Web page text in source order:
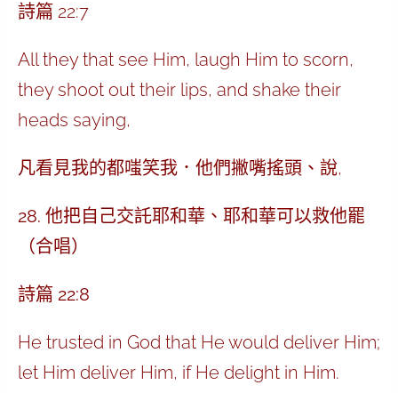
詩篇 22:7
All they that see Him, laugh Him to scorn,
they shoot out their lips, and shake their
heads saying,
凡看見我的都嗤笑我．他們撇嘴搖頭、說,
28. 他把自己交託耶和華、耶和華可以救他罷
（合唱）
詩篇 22:8
He trusted in God that He would deliver Him;
let Him deliver Him, if He delight in Him.